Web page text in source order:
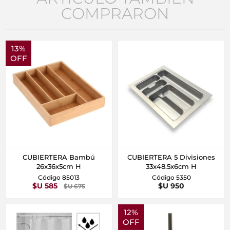
COMPRARON
13%
OFF
CUBIERTERA Bambú
26x36x5cm H
Código 85013
$U 585 $U 675
CUBIERTERA 5 Divisiones
33x48.5x6cm H
Código 5350
$U 950
12%
OFF